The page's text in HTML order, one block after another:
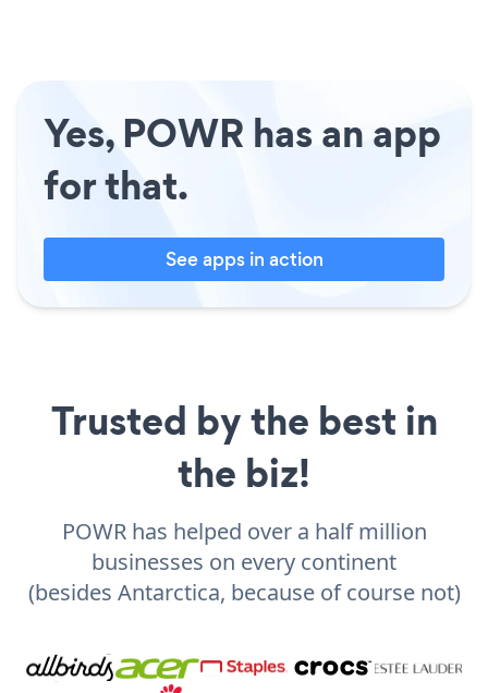
Yes, POWR has an app
for that.
See apps in action
Trusted by the best in
the biz!
POWR has helped over a half million
businesses on every continent
(besides Antarctica, because of course not)